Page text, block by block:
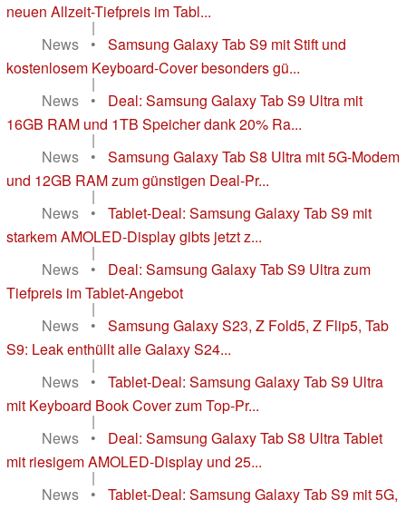
neuen Allzeit-Tiefpreis im Tabl...
|
News
•
Samsung Galaxy Tab S9 mit Stift und
kostenlosem Keyboard-Cover besonders gü...
|
News
•
Deal: Samsung Galaxy Tab S9 Ultra mit
16GB RAM und 1TB Speicher dank 20% Ra...
|
News
•
Samsung Galaxy Tab S8 Ultra mit 5G-Modem
und 12GB RAM zum günstigen Deal-Pr...
|
News
•
Tablet-Deal: Samsung Galaxy Tab S9 mit
starkem AMOLED-Display gibts jetzt z...
|
News
•
Deal: Samsung Galaxy Tab S9 Ultra zum
Tiefpreis im Tablet-Angebot
|
News
•
Samsung Galaxy S23, Z Fold5, Z Flip5, Tab
S9: Leak enthüllt alle Galaxy S24...
|
News
•
Tablet-Deal: Samsung Galaxy Tab S9 Ultra
mit Keyboard Book Cover zum Top-Pr...
|
News
•
Deal: Samsung Galaxy Tab S8 Ultra Tablet
mit riesigem AMOLED-Display und 25...
|
News
•
Tablet-Deal: Samsung Galaxy Tab S9 mit 5G,